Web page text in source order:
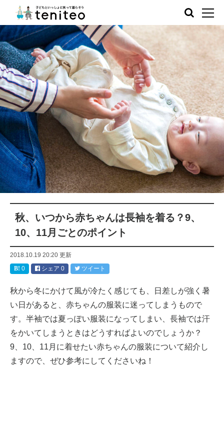
秋、いつから赤ちゃんは長袖を着る？9、
10、11月ごとのポイント
2018.10.19 20:20 更新
0
シェア 0 ツイート
秋から冬にかけて風が冷たく感じても、日差しが強く暑
い日があると、赤ちゃんの服装に迷ってしまうもので
す。半袖では夏っぽい服装になってしまい、長袖では汗
をかいてしまうときはどうすればよいのでしょうか？
9、10、11月に着せたい赤ちゃんの服装について紹介し
ますので、ぜひ参考にしてくださいね！